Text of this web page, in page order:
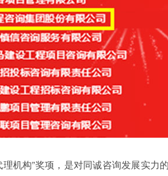
机构”奖项，是对同诚咨询发展实力